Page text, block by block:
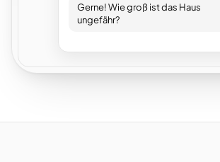
Gerne! Wie groß ist das Haus
ungefähr?